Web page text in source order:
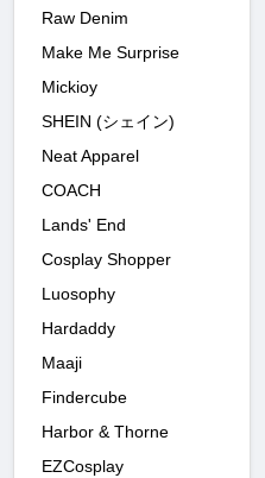
Raw Denim
Make Me Surprise
Mickioy
SHEIN (シェイン)
Neat Apparel
COACH
Lands' End
Cosplay Shopper
Luosophy
Hardaddy
Maaji
Findercube
Harbor & Thorne
EZCosplay